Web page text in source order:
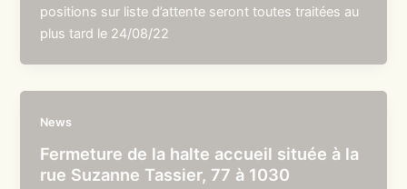
positions sur liste d’attente seront toutes traitées au
plus tard le 24/08/22
News
Fermeture de la halte accueil située à la
rue Suzanne Tassier, 77 à 1030